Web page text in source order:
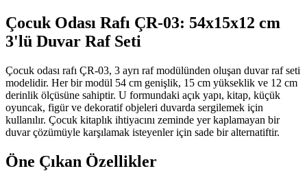
Çocuk Odası Rafı ÇR-03: 54x15x12 cm
3'lü Duvar Raf Seti
Çocuk odası rafı ÇR-03, 3 ayrı raf modülünden oluşan duvar raf seti
modelidir. Her bir modül 54 cm genişlik, 15 cm yükseklik ve 12 cm
derinlik ölçüsüne sahiptir. U formundaki açık yapı, kitap, küçük
oyuncak, figür ve dekoratif objeleri duvarda sergilemek için
kullanılır. Çocuk kitaplık ihtiyacını zeminde yer kaplamayan bir
duvar çözümüyle karşılamak isteyenler için sade bir alternatiftir.
Öne Çıkan Özellikler